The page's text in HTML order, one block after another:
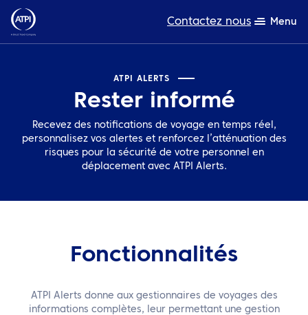
Contactez nous Menu
Ressources
A propos de nous
Développement durable
Rechercher
ATPI ALERTS
Rester informé
Recevez des notifications de voyage en temps réel,
personnalisez vos alertes et renforcez l’atténuation des
risques pour la sécurité de votre personnel en
déplacement avec ATPI Alerts.
Fonctionnalités
ATPI Alerts donne aux gestionnaires de voyages des
informations complètes, leur permettant une gestion